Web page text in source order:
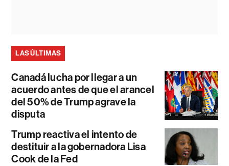
LAS ÚLTIMAS
Canadá lucha por llegar a un
acuerdo antes de que el arancel
del 50% de Trump agrave la
disputa
Trump reactiva el intento de
destituir a la gobernadora Lisa
Cook de la Fed